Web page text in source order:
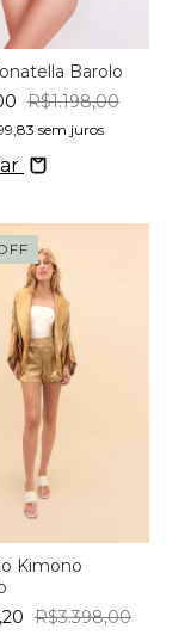
Barolo
R$1.198,00
sem juros
Kimono
R$3.398,00